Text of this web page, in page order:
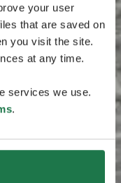
your user
that are saved on
you visit the site.
at any time.
services we use.
.